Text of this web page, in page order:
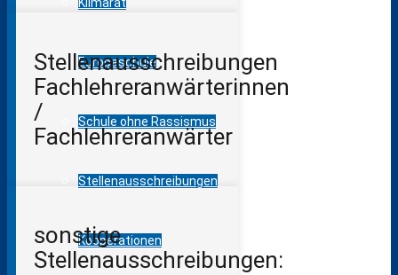
Europaschule
Schule ohne Rassismus
Stellenausschreibungen
Kooperationen
Stellenausschreibungen
Fachlehreranwärterinnen
/
Fachlehreranwärter
sonstige
Stellenausschreibungen: